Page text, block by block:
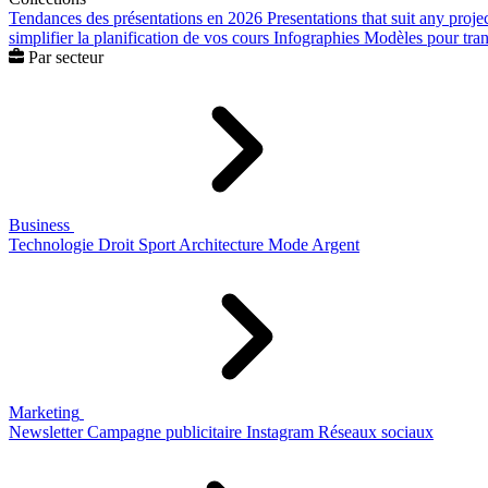
Tendances des présentations en 2026 Presentations that suit any
simplifier la planification de vos cours Infographies Modèles pour
Par secteur
Business
Technologie Droit Sport Architecture Mode Argent
Marketing
Newsletter Campagne publicitaire Instagram Réseaux sociaux